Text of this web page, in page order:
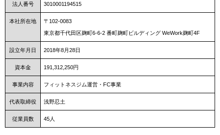
法人番号 3010001194515
本社所在地
〒102-0083
東京都千代田区麹町6-6-2 番町麹町ビルディング WeWork麹町4F
設立年月日 2018年8月28日
資本金 191,312,250円
事業内容 フィットネスジム運営・FC事業
代表取締役 浅野忍土
従業員数 45人